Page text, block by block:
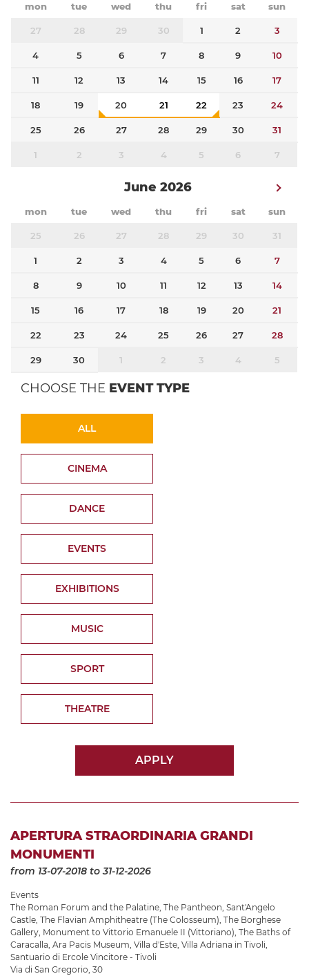
mon tue wed thu fri sat sun
27 28 29 30 1 2 3
4 5 6 7 8 9 10
11 12 13 14 15 16 17
18 19 20 21 22 23 24
25 26 27 28 29 30 31
1 2 3 4 5 6 7
June 2026
mon tue wed thu fri sat sun
25 26 27 28 29 30 31
1 2 3 4 5 6 7
8 9 10 11 12 13 14
15 16 17 18 19 20 21
22 23 24 25 26 27 28
29 30 1 2 3 4 5
CHOOSE THE EVENT TYPE
ALL
CINEMA
DANCE
EVENTS
EXHIBITIONS
MUSIC
SPORT
THEATRE
APPLY
APERTURA STRAORDINARIA GRANDI
MONUMENTI
from 13-07-2018 to 31-12-2026
Events
The Roman Forum and the Palatine, The Pantheon, Sant'Angelo
Castle, The Flavian Amphitheatre (The Colosseum), The Borghese
Gallery, Monument to Vittorio Emanuele II (Vittoriano), The Baths of
Caracalla, Ara Pacis Museum, Villa d'Este, Villa Adriana in Tivoli,
Santuario di Ercole Vincitore - Tivoli
Via di San Gregorio, 30